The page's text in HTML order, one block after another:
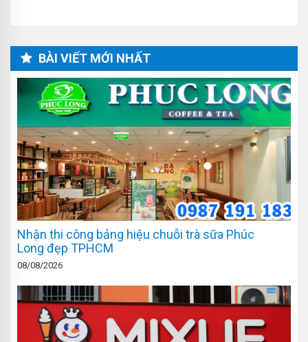
BÀI VIẾT MỚI NHẤT
Nhận thi công bảng hiệu chuỗi trà sữa Phúc
Long đẹp TPHCM
08/08/2026